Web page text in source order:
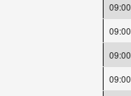
09:00
09:00
09:00
09:00